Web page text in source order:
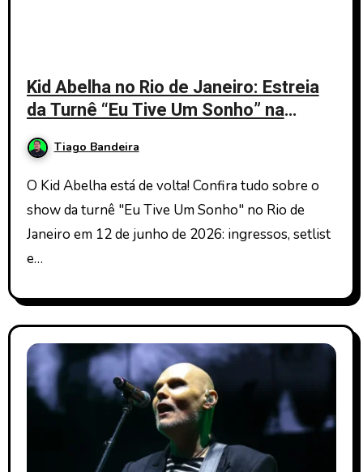
Kid Abelha no Rio de Janeiro: Estreia
da Turnê “Eu Tive Um Sonho” na
Farmasi Arena
Tiago Bandeira
O Kid Abelha está de volta! Confira tudo sobre o
show da turnê "Eu Tive Um Sonho" no Rio de
Janeiro em 12 de junho de 2026: ingressos, setlist
e…